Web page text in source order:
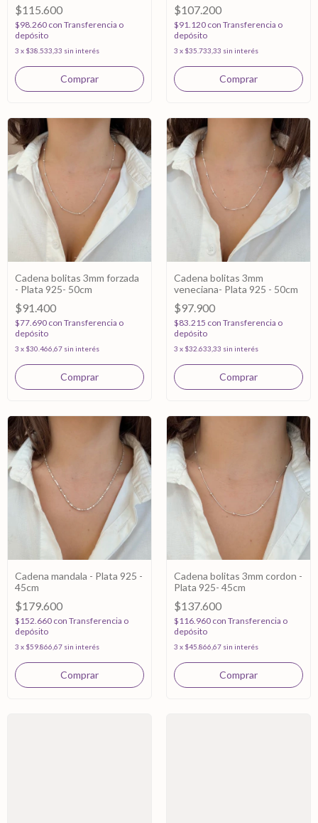
$115.600
$98.260 con Transferencia o
depósito
3 x $38.533,33 sin interés
$107.200
$91.120 con Transferencia o
depósito
3 x $35.733,33 sin interés
Cadena bolitas 3mm forzada
- Plata 925- 50cm
$91.400
$77.690 con Transferencia o
depósito
3 x $30.466,67 sin interés
Cadena bolitas 3mm
veneciana- Plata 925 - 50cm
$97.900
$83.215 con Transferencia o
depósito
3 x $32.633,33 sin interés
Cadena mandala - Plata 925 -
45cm
$179.600
$152.660 con Transferencia o
depósito
3 x $59.866,67 sin interés
Cadena bolitas 3mm cordon -
Plata 925- 45cm
$137.600
$116.960 con Transferencia o
depósito
3 x $45.866,67 sin interés